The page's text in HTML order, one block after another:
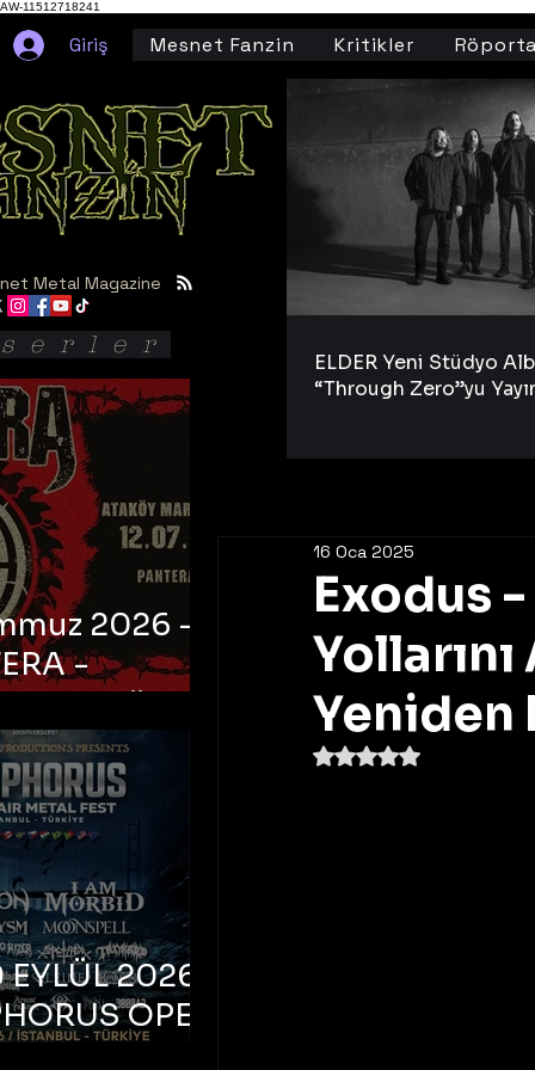
AW-11512718241
Giriş Mesnet Fanzin Kritikler
Exodus
Yeniden
16 Oca 2025
5 üzerinden NaN yıldız
Metal Magazine
ELDER Yeni Stüdyo
“Through Zero”yu
2026 -
-
Ataköy
Arena
2026 –
OPEN
FEST